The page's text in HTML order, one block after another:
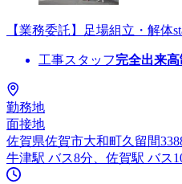
【業務委託】足場組立・解体
工事スタッフ完全出来高
勤務地
面接地
佐賀県佐賀市大和町久留間
牛津駅 バス8分、佐賀駅 バス